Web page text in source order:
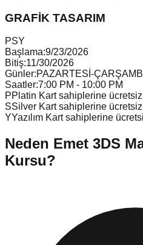
GRAFİK TASARIM
PSY
Başlama:9/23/2026
Bitiş:11/30/2026
Günler:PAZARTESİ-
Saatler:7:00 PM - 10:00 PM
PPlatin Kart sahiplerine ücretsiz
SSilver Kart sahiplerine ücretsiz
YYazılım Kart sahiplerine
Neden Emet 3DS
Kursu?